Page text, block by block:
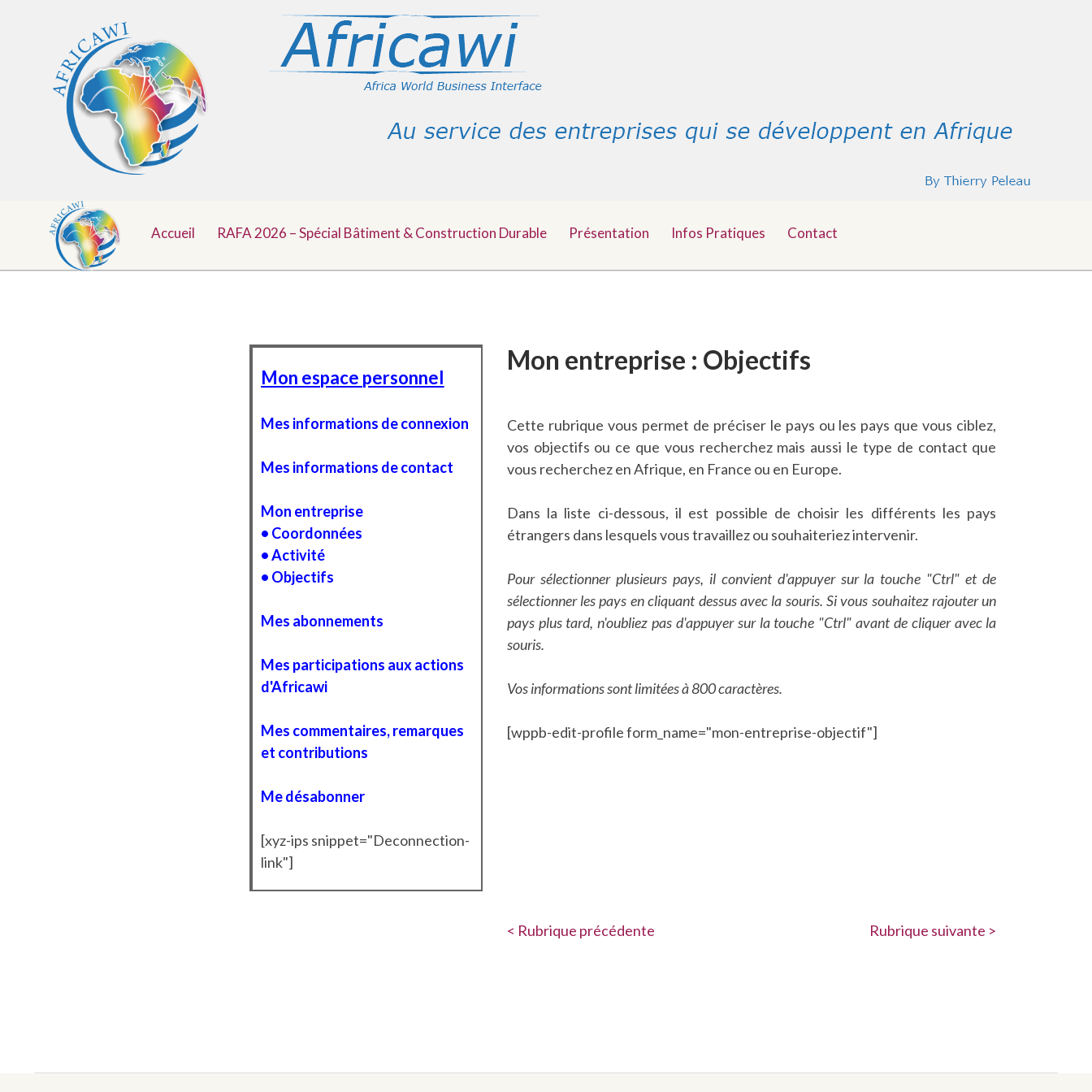
Top
Accueil RAFA 2026 – Spécial Bâtiment & Construction Durable Présentation Infos Pratiques Contact
Mon espace personnel
Mes informations de connexion
Mes informations de contact
Mon entreprise
• Coordonnées
• Activité
• Objectifs
Mes abonnements
Mes participations aux actions
d'Africawi
Mes commentaires, remarques
et contributions
Me désabonner
[xyz-ips snippet="Deconnection-
link"]
Mon entreprise : Objectifs
Cette rubrique vous permet de préciser le pays ou les pays que vous ciblez,
vos objectifs ou ce que vous recherchez mais aussi le type de contact que
vous recherchez en Afrique, en France ou en Europe.
Dans la liste ci-dessous, il est possible de choisir les différents les pays
étrangers dans lesquels vous travaillez ou souhaiteriez intervenir.
Pour sélectionner plusieurs pays, il convient d'appuyer sur la touche "Ctrl" et de
sélectionner les pays en cliquant dessus avec la souris. Si vous souhaitez rajouter un
pays plus tard, n'oubliez pas d'appuyer sur la touche "Ctrl" avant de cliquer avec la
souris.
Vos informations sont limitées à 800 caractères.
[wppb-edit-profile form_name="mon-entreprise-objectif"]
< Rubrique précédente Rubrique suivante >